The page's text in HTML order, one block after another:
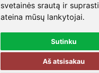
svetainės srautą ir
ateina mūsų lankytojai.
Sutinku
Aš atsisakau